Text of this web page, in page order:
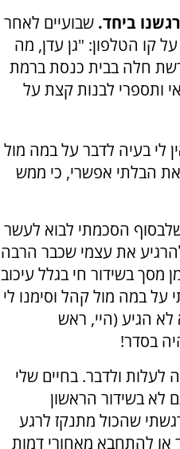
ביחד. שבועיים לאחר
קו הטלפון: "גן עדן, מה
חלה בבית כנסת ברמת
ותספרי לבנות קצת על
לי בעיה לדבר על במה מול
הבלתי אפשרי, כי ממש
הסכמתי לבוא לעשר
את עצמי שכבר הרבה
מסך בשידור חי בגלל עיכוב
על במה מול קהל וסימנו לי
הגיע (היי, ראש
בסדר!
לעלות ולדבר. בחיים שלי
לא בשידור הראשון
שהכול מתנקז לרגע
או להתחבא מאחורי דמות